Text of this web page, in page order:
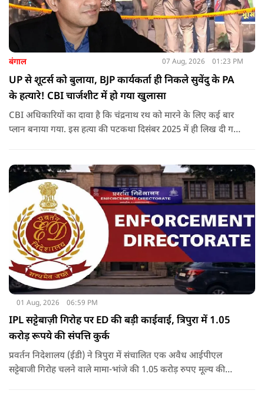
बंगाल 07 Aug, 2026 01:23 PM
UP से शूटर्स को बुलाया, BJP कार्यकर्ता ही निकले सुवेंदु के PA
के हत्यारे! CBI चार्जशीट में हो गया खुलासा
CBI अधिकारियों का दावा है कि चंद्रनाथ रथ को मारने के लिए कई बार
प्लान बनाया गया. इस हत्या की पटकथा दिसंबर 2025 में ही लिख दी गई
01 Aug, 2026 06:59 PM
IPL सट्टेबाज़ी गिरोह पर ED की बड़ी काईवाई, त्रिपुरा में 1.05
करोड़ रूपये की संपत्ति कुर्क
प्रवर्तन निदेशालय (ईडी) ने त्रिपुरा में संचालित एक अवैध आईपीएल
सट्टेबाजी गिरोह चलने वाले मामा-भांजे की 1.05 करोड़ रुपए मूल्य की